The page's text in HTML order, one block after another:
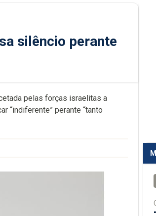
silêncio perante
pelas forças israelitas a
“indiferente” perante “tanto